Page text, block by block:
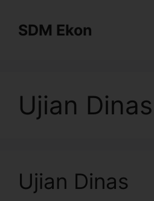
SDM Ekon
Ujian
Ujian Dinas